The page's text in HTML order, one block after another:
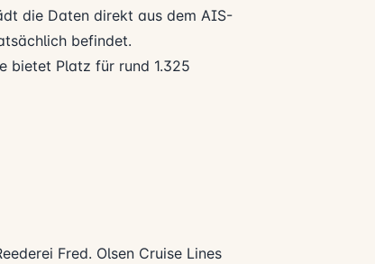
die Daten direkt aus dem AIS-
befindet.
bietet Platz für rund 1.325
Fred. Olsen Cruise Lines